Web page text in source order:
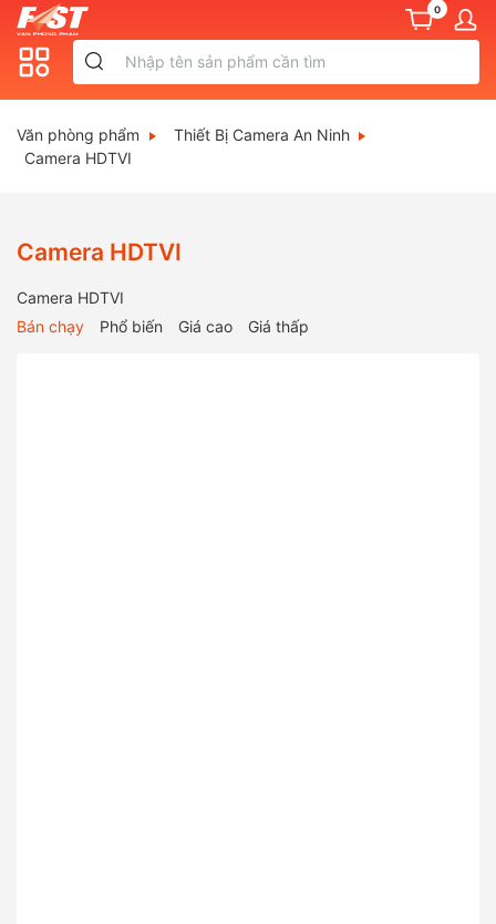
0
Văn phòng phẩm
Thiết Bị Camera An Ninh
Camera HDTVI
Camera HDTVI
Camera HDTVI
Bán chạy
Phổ biến Giá cao Giá thấp